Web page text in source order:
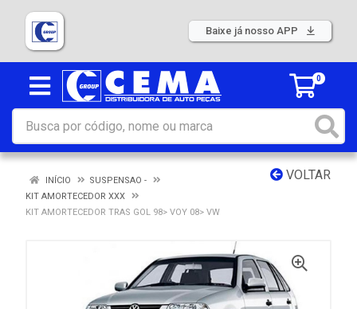
Baixe já nosso APP
0
VOLTAR
INÍCIO
SUSPENSAO -
KIT AMORTECEDOR XXX
KIT AMORTECEDOR TRAS GOL 98> VOY 08> VW